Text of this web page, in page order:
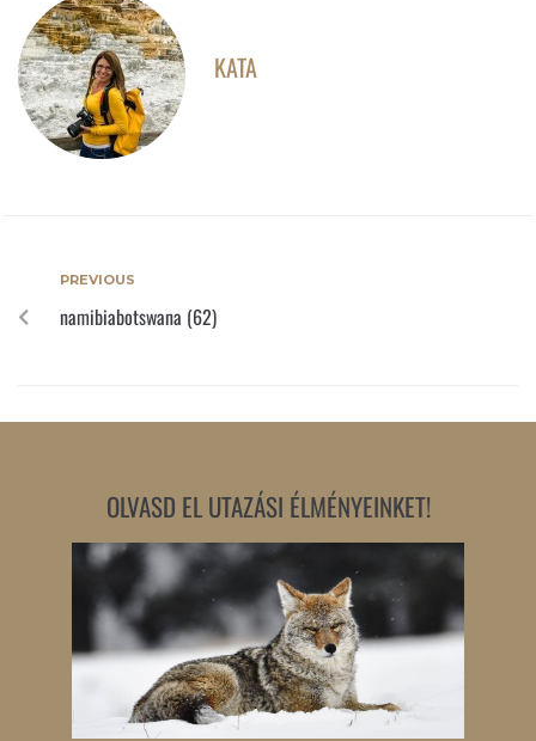
KATA
PREVIOUS
namibiabotswana (62)
OLVASD EL UTAZÁSI ÉLMÉNYEINKET!